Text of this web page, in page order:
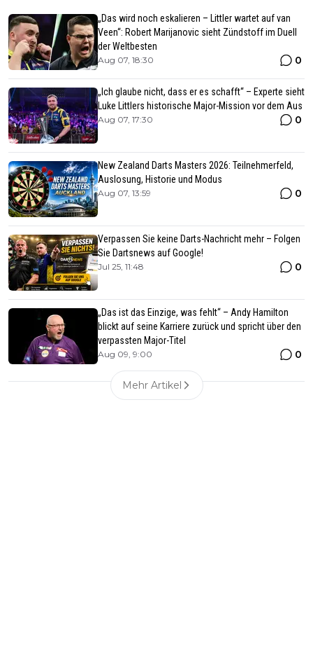
„Das wird noch eskalieren – Littler wartet auf van
Veen“: Robert Marijanovic sieht Zündstoff im Duell
der Weltbesten
Aug 07, 18:30 0
„Ich glaube nicht, dass er es schafft“ – Experte sieht
Luke Littlers historische Major-Mission vor dem Aus
Aug 07, 17:30 0
New Zealand Darts Masters 2026: Teilnehmerfeld,
Auslosung, Historie und Modus
Aug 07, 13:59 0
Verpassen Sie keine Darts-Nachricht mehr – Folgen
Sie Dartsnews auf Google!
Jul 25, 11:48 0
„Das ist das Einzige, was fehlt“ – Andy Hamilton
blickt auf seine Karriere zurück und spricht über den
verpassten Major-Titel
Aug 09, 9:00 0
Mehr Artikel